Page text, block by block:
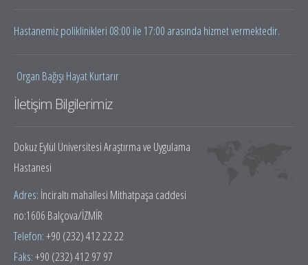
Hastanemiz poliklinikleri 08:00 ile 17:00 arasında hizmet vermektedir.
Organ Bağışı Hayat Kurtarır
İletişim Bilgilerimiz
Dokuz Eylül Üniversitesi Araştırma ve Uygulama
Hastanesi
Adres: İnciraltı mahallesi Mithatpaşa caddesi
no:1606 Balçova/İZMİR
Telefon:+90 (232) 412 22 22
Faks:+90 (232) 412 97 97